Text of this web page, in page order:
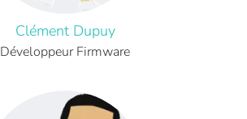
Clément Dupuy
Développeur Firmware